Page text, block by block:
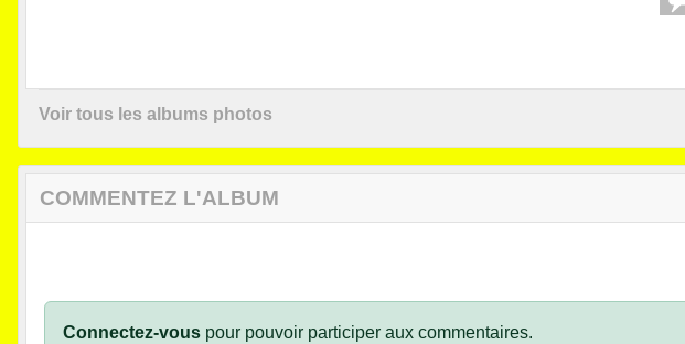
Voir tous les albums photos
COMMENTEZ L'ALBUM
Connectez-vous pour pouvoir participer aux commentaires.